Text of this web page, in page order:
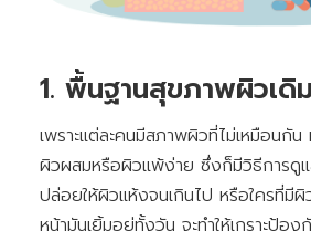
1. พื้นฐานสุขภาพผิวเดิม
เพราะแต่ละคนมีสภาพผิวที่ไม่เหมือนกั
ผิวผสมหรือผิวแพ้ง่าย ซึ่งก็มีวิธีการดู
ปล่อยให้ผิวแห้งจนเกินไป หรือใครที่มี
หน้ามันเยิ้มอยู่ทั้งวัน จะทำให้เกราะป้อ